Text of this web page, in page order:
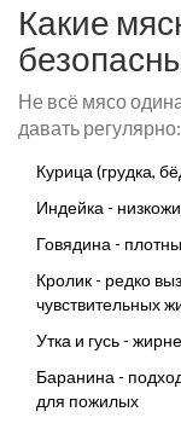
Какие
Не всё мясо
давать регулярно:
Курица (грудка,
Индейка -
Говядина -
Кролик - редко
чувствительных
Утка и гусь -
Баранина -
для пожилых